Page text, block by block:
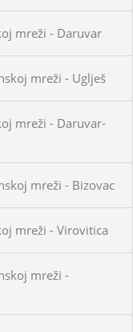
mreži - Daruvar
mreži - Uglješ
mreži - Daruvar-
mreži - Bizovac
mreži - Virovitica
mreži -